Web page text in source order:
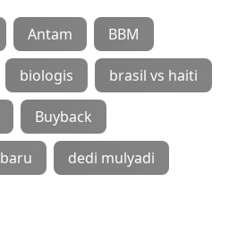
Antam BBM
biologis brasil vs haiti
Buyback
dedi mulyadi